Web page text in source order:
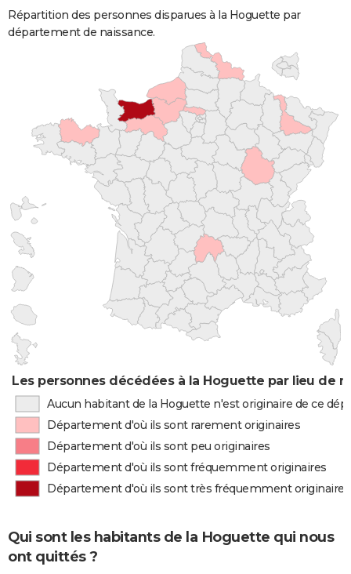
Répartition des personnes disparues à la Hoguette par
département de naissance.
Les personnes décédées à la Hoguette par lieu de
Aucun habitant de la Hoguette n'est originaire de ce
Département d'où ils sont rarement originaires
Département d'où ils sont peu originaires
Département d'où ils sont fréquemment originaires
Département d'où ils sont très fréquemment originaires
Qui sont les habitants de la Hoguette qui nous
ont quittés ?